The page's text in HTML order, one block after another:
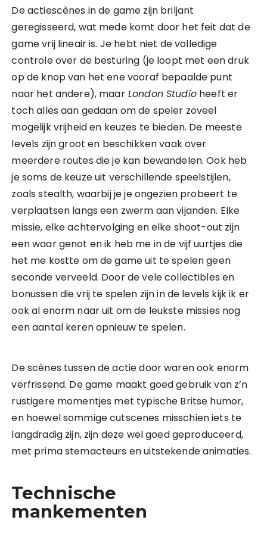
De actiescènes in de game zijn briljant
geregisseerd, wat mede komt door het feit dat de
game vrij lineair is. Je hebt niet de volledige
controle over de besturing (je loopt met een druk
op de knop van het ene vooraf bepaalde punt
naar het andere), maarLondon Studioheeft er
toch alles aan gedaan om de speler zoveel
mogelijk vrijheid en keuzes te bieden. De meeste
levels zijn groot en beschikken vaak over
meerdere routes die je kan bewandelen. Ook heb
je soms de keuze uit verschillende speelstijlen,
zoals stealth, waarbij je je ongezien probeert te
verplaatsen langs een zwerm aan vijanden. Elke
missie, elke achtervolging en elke shoot-out zijn
een waar genot en ik heb me in de vijf uurtjes die
het me kostte om de game uit te spelen geen
seconde verveeld. Door de vele collectibles en
bonussen die vrij te spelen zijn in de levels kijk ik er
ook al enorm naar uit om de leukste missies nog
een aantal keren opnieuw te spelen.
De scènes tussen de actie door waren ook enorm
verfrissend. De game maakt goed gebruik van z’n
rustigere momentjes met typische Britse humor,
en hoewel sommige cutscenes misschien iets te
langdradig zijn, zijn deze wel goed geproduceerd,
met prima stemacteurs en uitstekende animaties.
Technische
mankementen